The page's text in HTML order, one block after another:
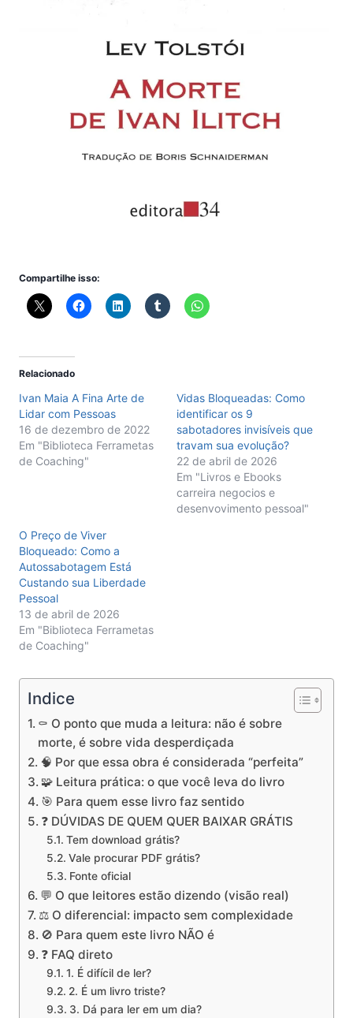
Compartilhe isso:
Relacionado
Ivan Maia A Fina Arte de
Lidar com Pessoas
16 de dezembro de 2022
Em "Biblioteca Ferrametas
de Coaching"
Vidas Bloqueadas: Como
identificar os 9
sabotadores invisíveis que
travam sua evolução?
22 de abril de 2026
Em "Livros e Ebooks
carreira negocios e
desenvovimento pessoal"
O Preço de Viver
Bloqueado: Como a
Autossabotagem Está
Custando sua Liberdade
Pessoal
13 de abril de 2026
Em "Biblioteca Ferrametas
de Coaching"
Indice
⚰️ O ponto que muda a leitura: não é sobre
morte, é sobre vida desperdiçada
🧠 Por que essa obra é considerada “perfeita”
🧩 Leitura prática: o que você leva do livro
🎯 Para quem esse livro faz sentido
❓ DÚVIDAS DE QUEM QUER BAIXAR GRÁTIS
Tem download grátis?
Vale procurar PDF grátis?
Fonte oficial
💬 O que leitores estão dizendo (visão real)
⚖️ O diferencial: impacto sem complexidade
🚫 Para quem este livro NÃO é
❓ FAQ direto
1. É difícil de ler?
2. É um livro triste?
3. Dá para ler em um dia?